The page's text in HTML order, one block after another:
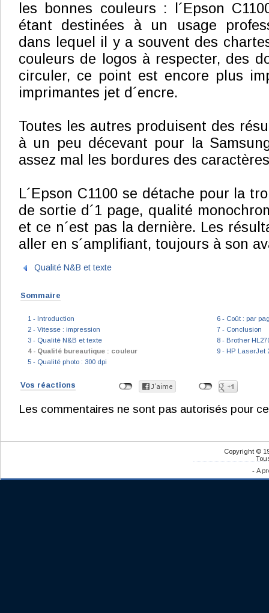
les bonnes couleurs : l´Epson
étant destinées à un usage
dans lequel il y a souvent des
couleurs de logos à respecter, des
circuler, ce point est encore plus
imprimantes jet d´encre.
Toutes les autres produisent des
à un peu décevant pour la
assez mal les bordures des
L´Epson C1100 se détache pour la
de sortie d´1 page, qualité
et ce n´est pas la dernière. Les
aller en s´amplifiant, toujours à son
Qualité N&B et texte
Sommaire
1 - Introduction
2 - Vitesse : impression
3 - Qualité N&B et texte
4 - Qualité bureautique : couleur
5 - Qualité photo : 300 dpi
6 - Coût : par
7 - Conclusion
8 - Brother
9 - HP LaserJet
Vos réactions
Les commentaires ne sont pas autorisés pour
Copyright ©
- A